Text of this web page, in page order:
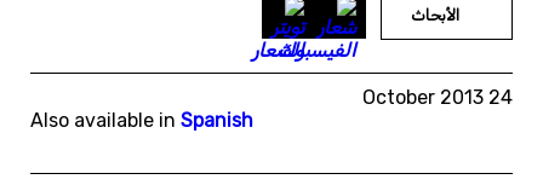
الأبحاث
24 October 2013
Also available in Spanish